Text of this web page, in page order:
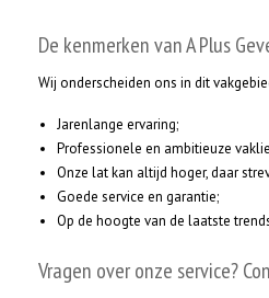
De kenmerken van A Plus
Wij onderscheiden ons in dit
Jarenlange ervaring;
Professionele en ambitieuze
Onze lat kan altijd hoger, daar
Goede service en garantie;
Op de hoogte van de laatste
Vragen over onze service?